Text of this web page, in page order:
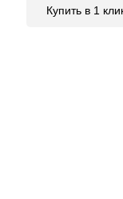
Купить в 1